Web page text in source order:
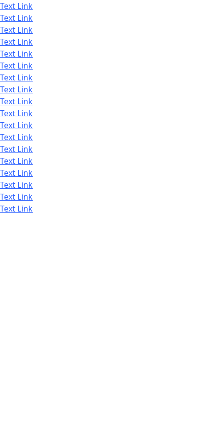
Text Link
Text Link
Text Link
Text Link
Text Link
Text Link
Text Link
Text Link
Text Link
Text Link
Text Link
Text Link
Text Link
Text Link
Text Link
Text Link
Text Link
Text Link